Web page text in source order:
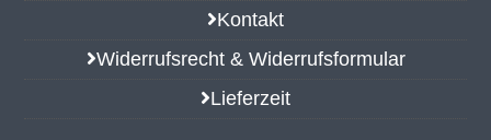
Kontakt
Widerrufsrecht & Widerrufsformular
Lieferzeit